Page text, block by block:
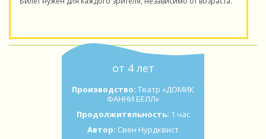
от 4 лет
Производство: Театр «ДОМИК
ФАННИ БЕЛЛ»
Продолжительность: 1 час
Автор: Свен Нурдквист